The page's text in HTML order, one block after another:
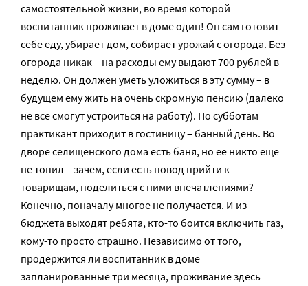
самостоятельной жизни, во время которой
воспитанник проживает в доме один! Он сам готовит
себе еду, убирает дом, собирает урожай с огорода. Без
огорода никак – на расходы ему выдают 700 рублей в
неделю. Он должен уметь уложиться в эту сумму – в
будущем ему жить на очень скромную пенсию (далеко
не все смогут устроиться на работу). По субботам
практикант приходит в гостиницу – банный день. Во
дворе селищенского дома есть баня, но ее никто еще
не топил – зачем, если есть повод прийти к
товарищам, поделиться с ними впечатлениями?
Конечно, поначалу многое не получается. И из
бюджета выходят ребята, кто-то боится включить газ,
кому-то просто страшно. Независимо от того,
продержится ли воспитанник в доме
запланированные три месяца, проживание здесь